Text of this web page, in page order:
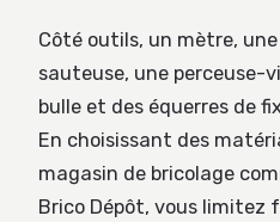
Côté outils, un mètre,
sauteuse, une perceuse-
bulle et des équerres de
En choisissant des
magasin de bricolage
Brico Dépôt, vous